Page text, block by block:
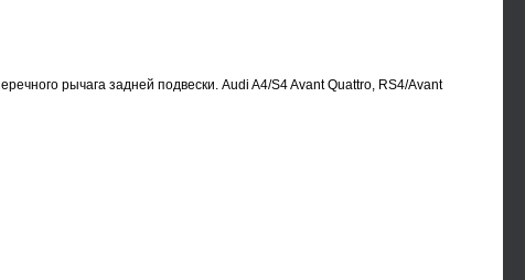
рычага задней подвески. Audi A4/S4 Avant Quattro, RS4/Avant